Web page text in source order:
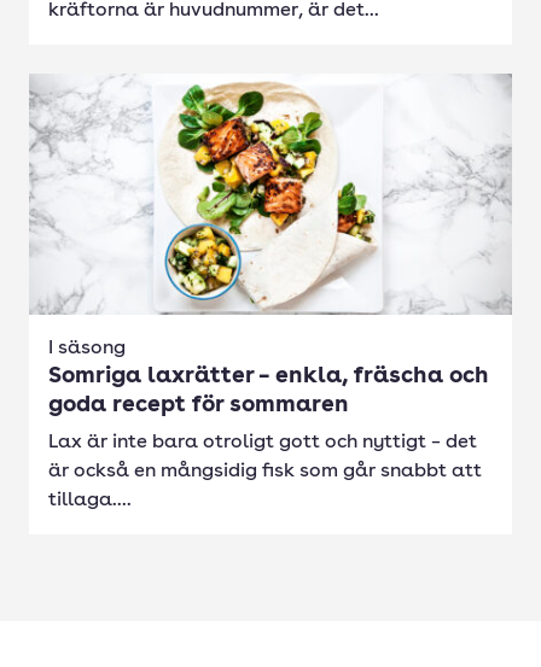
kräftorna är huvudnummer, är det...
I säsong
Somriga laxrätter – enkla, fräscha och
goda recept för sommaren
Lax är inte bara otroligt gott och nyttigt – det
är också en mångsidig fisk som går snabbt att
tillaga....